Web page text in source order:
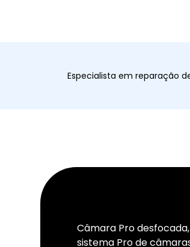
Especialista em reparação
Câmara Pro
sistema Pro de